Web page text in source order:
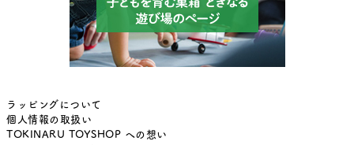
ラッピングについて
個人情報の取扱い
TOKINARU TOYSHOP への想い